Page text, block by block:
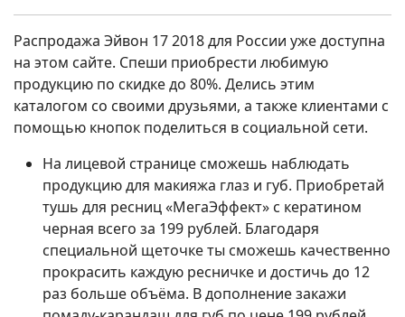
Распродажа Эйвон 17 2018 для России уже доступна
на этом сайте. Спеши приобрести любимую
продукцию по скидке до 80%. Делись этим
каталогом со своими друзьями, а также клиентами с
помощью кнопок поделиться в социальной сети.
На лицевой странице сможешь наблюдать
продукцию для макияжа глаз и губ. Приобретай
тушь для ресниц «МегаЭффект» с кератином
черная всего за 199 рублей. Благодаря
специальной щеточке ты сможешь качественно
прокрасить каждую ресничке и достичь до 12
раз больше объёма. В дополнение закажи